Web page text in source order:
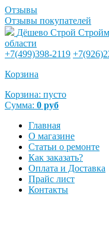
Отзывы
Отзывы покупателей
Дёшево Строй
области
+7(499)398-2119
Корзина
Корзина: пусто
Сумма: 0 руб
Главная
О магазине
Статьи о ремонте
Как заказать?
Оплата и Доставка
Прайс лист
Контакты